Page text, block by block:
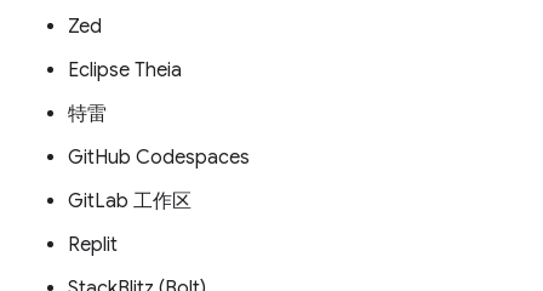
Zed
Eclipse Theia
特雷
GitHub Codespaces
GitLab 工作区
Replit